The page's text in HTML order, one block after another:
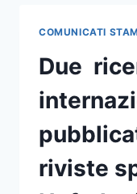
COMUNICATI
Due
riviste